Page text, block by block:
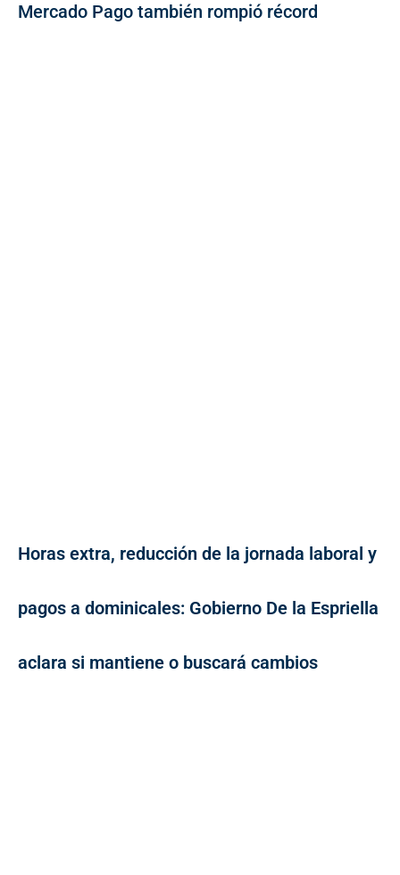
Mercado Pago también rompió récord
Horas extra, reducción de la jornada laboral y
pagos a dominicales: Gobierno De la Espriella
aclara si mantiene o buscará cambios